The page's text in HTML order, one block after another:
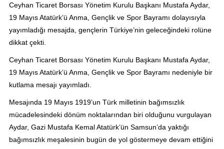
Ceyhan Ticaret Borsası Yönetim Kurulu Başkanı Mustafa Aydar,
19 Mayıs Atatürk’ü Anma, Gençlik ve Spor Bayramı dolayısıyla
yayımladığı mesajda, gençlerin Türkiye’nin geleceğindeki rolüne
dikkat çekti.
Ceyhan Ticaret Borsası Yönetim Kurulu Başkanı Mustafa Aydar,
19 Mayıs Atatürk’ü Anma, Gençlik ve Spor Bayramı nedeniyle bir
kutlama mesajı yayımladı.
Mesajında 19 Mayıs 1919’un Türk milletinin bağımsızlık
mücadelesindeki dönüm noktalarından biri olduğunu vurgulayan
Aydar, Gazi Mustafa Kemal Atatürk’ün Samsun’da yaktığı
bağımsızlık meşalesinin bugün de yol göstermeye devam ettiğini